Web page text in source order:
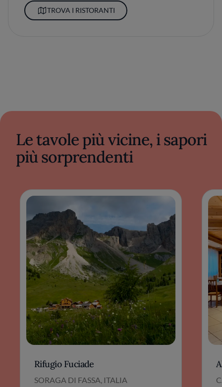
TROVA I RISTORANTI
Le tavole più vicine, i sapori
più sorprendenti
Rifugio Fuciade
SORAGA DI FASSA, ITALIA